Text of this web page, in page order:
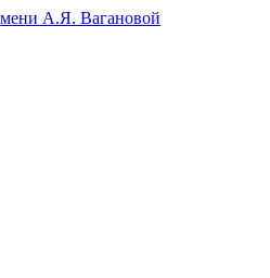
А.Я. Вагановой